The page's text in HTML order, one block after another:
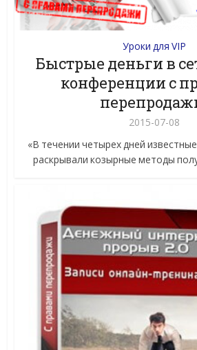
Уроки для VIP
Быстрые деньги в
конференции с
2015-07-08
«В течении четырех дней
раскрывали козырные методы